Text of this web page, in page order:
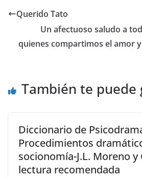
e
b
o
er
A
p
a
m
Querido Tato
Un afectuoso saludo a
quienes compartimos el amor
También te puede
Diccionario de
Procedimientos
socionomía-J.L. Moreno y
lectura recomendada